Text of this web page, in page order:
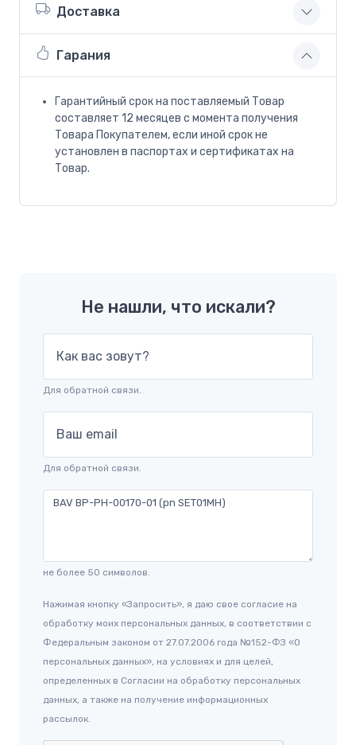
Доставка
Гарания
Гарантийный срок на поставляемый Товар
составляет 12 месяцев с момента получения
Товара Покупателем, если иной срок не
установлен в паспортах и сертификатах на
Товар.
Не нашли, что искали?
Как вас зовут?
Для обратной связи.
Ваш email
Для обратной связи.
не более 50 символов.
Нажимая кнопку «Запросить», я даю свое согласие на
обработку моих персональных данных, в соответствии с
Федеральным законом от 27.07.2006 года №152-ФЗ «О
персональных данных», на условиях и для целей,
определенных в Согласии на обработку персональных
данных, а также на получение информационных
рассылок.